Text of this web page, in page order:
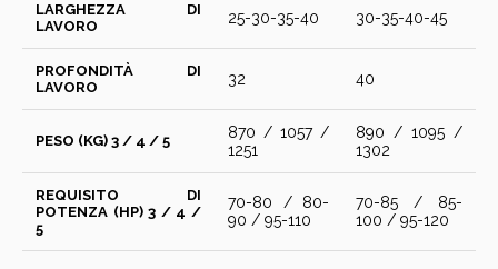
LARGHEZZA DI
LAVORO
25-30-35-40 30-35-40-45
PROFONDITÀ DI
LAVORO
32 40
PESO (KG) 3 / 4 / 5
870 / 1057 /
1251
890 / 1095 /
1302
REQUISITO DI
POTENZA (HP) 3 / 4 /
5
70-80 / 80-
90 / 95-110
70-85 / 85-
100 / 95-120